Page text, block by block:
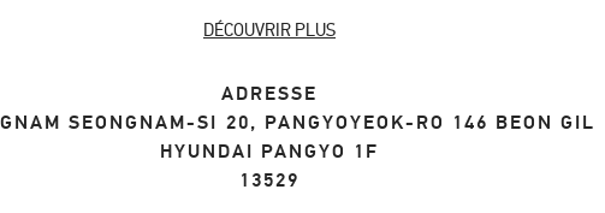
DÉCOUVRIR PLUS
ADRESSE
SEONGNAM-SI 20, PANGYOYEOK-RO 146 BEON GIL
HYUNDAI PANGYO 1F
13529